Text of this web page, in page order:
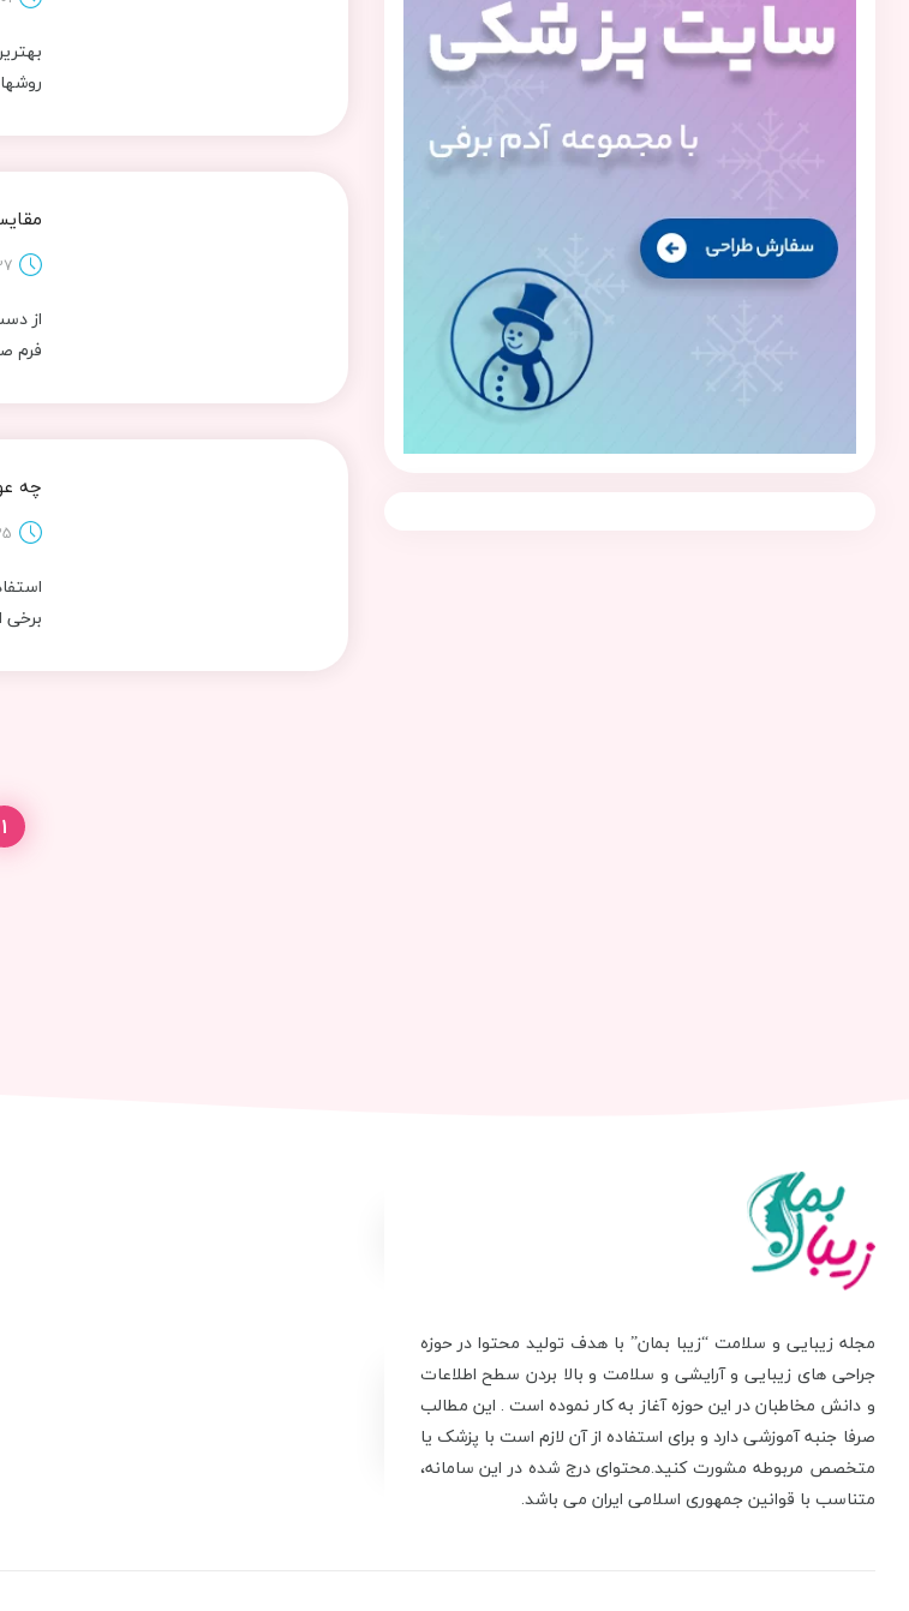
27
از
فرم
چه
25
برخی
1
مجله زیبایی و سلامت “زیبا بمان” با هدف تولید محتوا در حوزه
جراحی های زیبایی و آرایشی و سلامت و بالا بردن سطح اطلاعات
و دانش مخاطبان در این حوزه آغاز به کار نموده است . این مطالب
صرفا جنبه آموزشی دارد و برای استفاده از آن لازم است با پزشک یا
متخصص مربوطه مشورت کنید.محتوای درج شده در این سامانه،
متناسب با قوانین جمهوری اسلامی ایران می باشد.